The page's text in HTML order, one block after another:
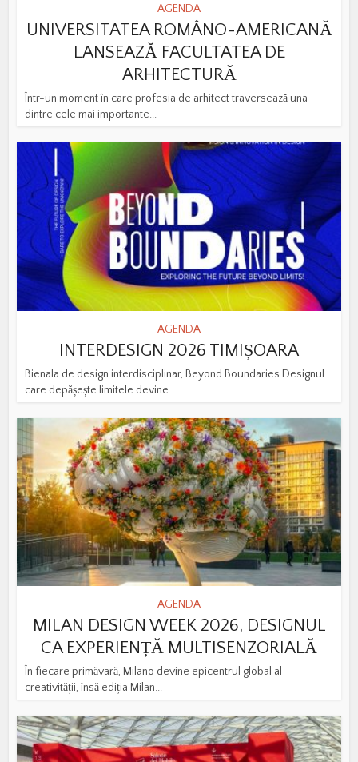
AGENDA
UNIVERSITATEA ROMÂNO-AMERICANĂ
LANSEAZĂ FACULTATEA DE
ARHITECTURĂ
Într-un moment în care profesia de arhitect traversează una
dintre cele mai importante...
AGENDA
INTERDESIGN 2026 TIMIȘOARA
Bienala de design interdisciplinar, Beyond Boundaries Designul
care depășește limitele devine...
AGENDA
MILAN DESIGN WEEK 2026, DESIGNUL
CA EXPERIENȚĂ MULTISENZORIALĂ
În fiecare primăvară, Milano devine epicentrul global al
creativității, însă ediția Milan...